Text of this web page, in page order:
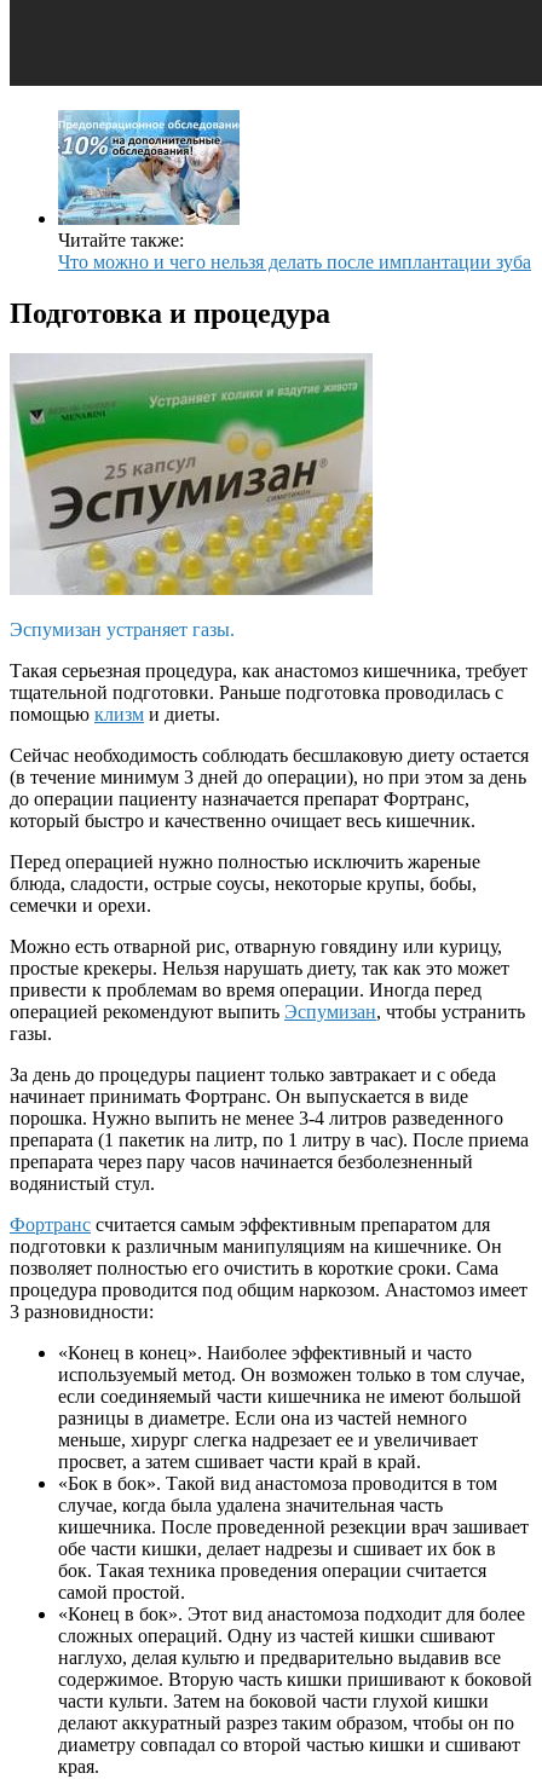
Читайте также:
Что можно и чего нельзя делать после имплантации зуба
Подготовка и процедура
Эспумизан устраняет газы.
Такая серьезная процедура, как анастомоз кишечника, требует
тщательной подготовки. Раньше подготовка проводилась с
помощью клизм и диеты.
Сейчас необходимость соблюдать бесшлаковую диету остается
(в течение минимум 3 дней до операции), но при этом за день
до операции пациенту назначается препарат Фортранс,
который быстро и качественно очищает весь кишечник.
Перед операцией нужно полностью исключить жареные
блюда, сладости, острые соусы, некоторые крупы, бобы,
семечки и орехи.
Можно есть отварной рис, отварную говядину или курицу,
простые крекеры. Нельзя нарушать диету, так как это может
привести к проблемам во время операции. Иногда перед
операцией рекомендуют выпить Эспумизан, чтобы устранить
газы.
За день до процедуры пациент только завтракает и с обеда
начинает принимать Фортранс. Он выпускается в виде
порошка. Нужно выпить не менее 3-4 литров разведенного
препарата (1 пакетик на литр, по 1 литру в час). После приема
препарата через пару часов начинается безболезненный
водянистый стул.
Фортранс считается самым эффективным препаратом для
подготовки к различным манипуляциям на кишечнике. Он
позволяет полностью его очистить в короткие сроки. Сама
процедура проводится под общим наркозом. Анастомоз имеет
3 разновидности:
«Конец в конец». Наиболее эффективный и часто
используемый метод. Он возможен только в том случае,
если соединяемый части кишечника не имеют большой
разницы в диаметре. Если она из частей немного
меньше, хирург слегка надрезает ее и увеличивает
просвет, а затем сшивает части край в край.
«Бок в бок». Такой вид анастомоза проводится в том
случае, когда была удалена значительная часть
кишечника. После проведенной резекции врач зашивает
обе части кишки, делает надрезы и сшивает их бок в
бок. Такая техника проведения операции считается
самой простой.
«Конец в бок». Этот вид анастомоза подходит для более
сложных операций. Одну из частей кишки сшивают
наглухо, делая культю и предварительно выдавив все
содержимое. Вторую часть кишки пришивают к боковой
части культи. Затем на боковой части глухой кишки
делают аккуратный разрез таким образом, чтобы он по
диаметру совпадал со второй частью кишки и сшивают
края.